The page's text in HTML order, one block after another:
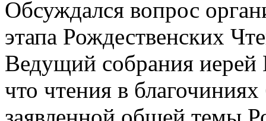
Обсуждался вопрос
этапа Рождественских
Ведущий собрания
что чтения в